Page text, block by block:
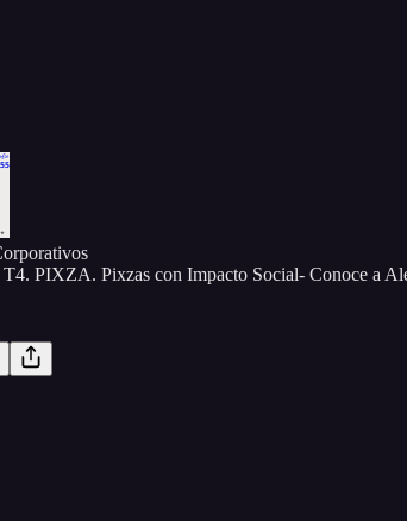
T4. PIXZA. Pixzas con Impacto Social- Conoce a